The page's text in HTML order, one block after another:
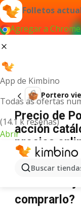
Folletos
Agregar a Chrome
App de Kimbino
Todas as ofertas
(14.1 k reseñas)
Abrir
Buscar
Portero
Precio de
acción
precios
No hemos
término.
comprarlo?